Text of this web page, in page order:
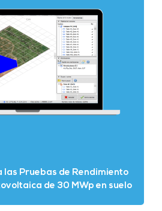
las Pruebas de Rendimiento
de 30 MWp en suelo